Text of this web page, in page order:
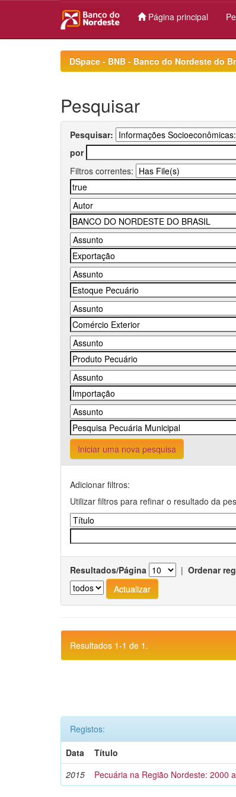
Página principal
DSpace - BNB - Banco do Nordeste do
Pesquisar
Pesquisar:
por
Filtros correntes:
Iniciar uma nova pesquisa
Adicionar filtros:
Utilizar filtros para refinar o resultado da
Resultados/Página | Ordenar
Resultados 1-1 de 1.
Registos:
Data
Título
2015
Pecuária na Região Nordeste: 2000